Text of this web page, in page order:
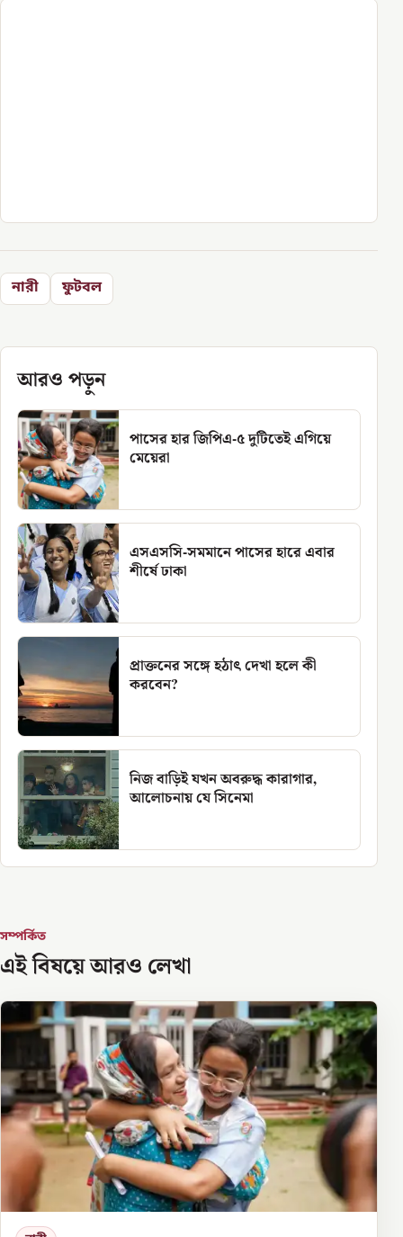
নারী ফুটবল
আরও পড়ুন
পাসের হার জিপিএ-৫ দুটিতেই এগিয়ে
মেয়েরা
এসএসসি-সমমানে পাসের হারে এবার
শীর্ষে ঢাকা
প্রাক্তনের সঙ্গে হঠাৎ দেখা হলে কী
করবেন?
নিজ বাড়িই যখন অবরুদ্ধ কারাগার,
আলোচনায় যে সিনেমা
সম্পর্কিত
এই বিষয়ে আরও লেখা